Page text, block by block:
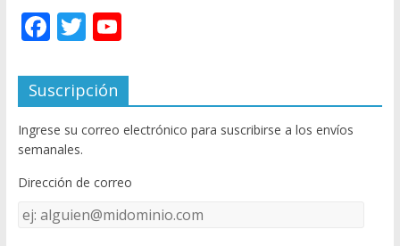
F
e
b
o
o
k
T
itt
er
Y
u
T
u
e
C
Suscripción
Ingrese su correo electrónico para suscribirse a los envíos
semanales.
Dirección de correo
Dirección
de